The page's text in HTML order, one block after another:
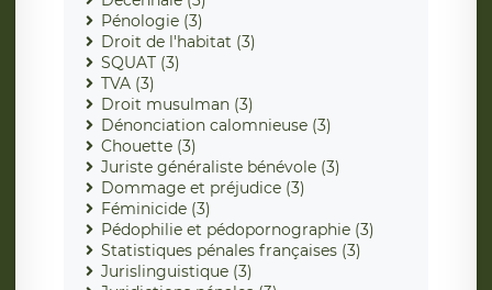
Pénologie (3)
Droit de l'habitat (3)
SQUAT (3)
TVA (3)
Droit musulman (3)
Dénonciation calomnieuse (3)
Chouette (3)
Juriste généraliste bénévole (3)
Dommage et préjudice (3)
Féminicide (3)
Pédophilie et pédopornographie (3)
Statistiques pénales françaises (3)
Jurislinguistique (3)